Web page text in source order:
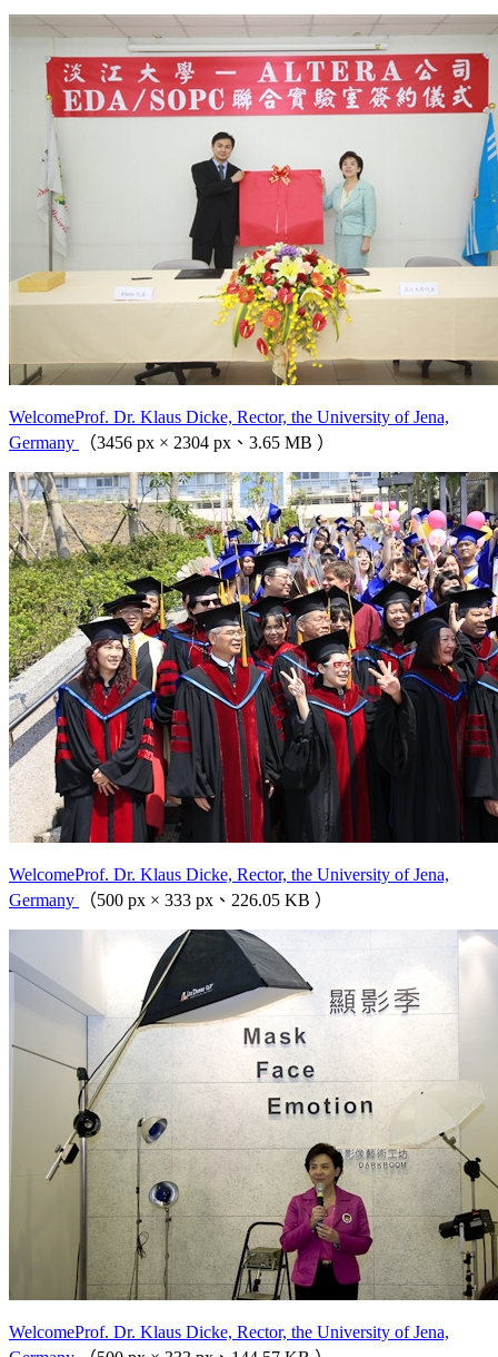
WelcomeProf. Dr. Klaus Dicke, Rector, the University of Jena,
Germany
（3456 px × 2304 px、3.65 MB ）
WelcomeProf. Dr. Klaus Dicke, Rector, the University of Jena,
Germany
（500 px × 333 px、226.05 KB ）
WelcomeProf. Dr. Klaus Dicke, Rector, the University of Jena,